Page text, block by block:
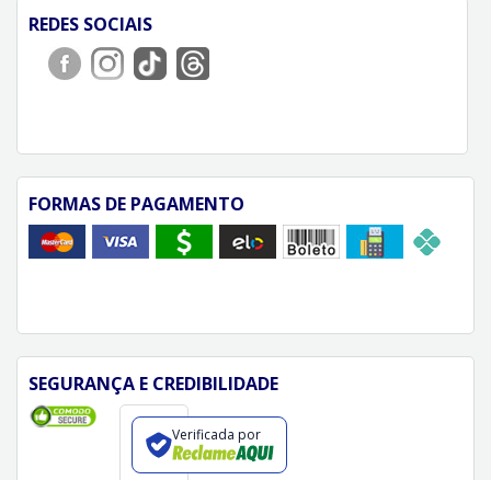
REDES SOCIAIS
FORMAS DE PAGAMENTO
SEGURANÇA E CREDIBILIDADE
Verificada por